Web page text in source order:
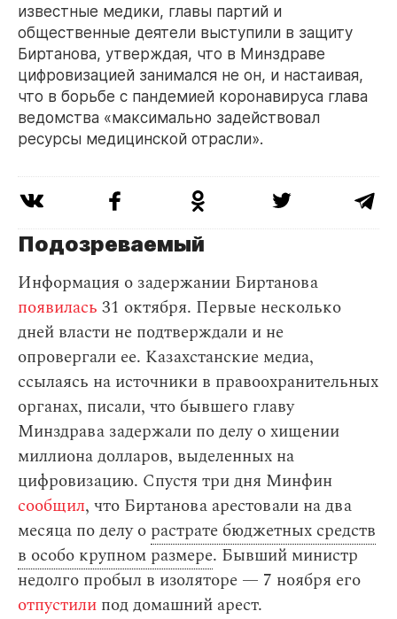
известные медики, главы партий и
общественные деятели выступили в защиту
Биртанова, утверждая, что в Минздраве
цифровизацией занимался не он, и настаивая,
что в борьбе с пандемией коронавируса глава
ведомства «максимально задействовал
ресурсы медицинской отрасли».
Подозреваемый
Информация о задержании Биртанова
появилась 31 октября. Первые несколько
дней власти не подтверждали и не
опровергали ее. Казахстанские медиа,
ссылаясь на источники в правоохранительных
органах, писали, что бывшего главу
Минздрава задержали по делу о хищении
миллиона долларов, выделенных на
цифровизацию. Спустя три дня Минфин
сообщил, что Биртанова арестовали на два
месяца по делу о растрате бюджетных средств
в особо крупном размере. Бывший министр
недолго пробыл в изоляторе — 7 ноября его
отпустили под домашний арест.